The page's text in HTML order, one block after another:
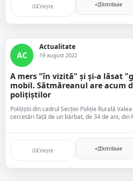
Citește Distribuie
AC
Actualitate
19 august 2022
A mers "în vizită" și și-a lăsat
mobil. Sătmăreanul are acum
polițiștilor
Polițiștii din cadrul Secției Poliție Rurală
cercetări față de un bărbat, de 34 de ani, din
Citește Distribuie